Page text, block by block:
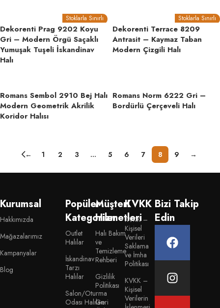
Stoklarla Sınırlı
Dekorenti Prag 9202 Koyu
Gri – Modern Örgü Saçaklı
Yumuşak Tuşeli İskandinav
Halı
Stoklarla Sınırlı
Dekorenti Terrace 8209
Antrasit – Kaymaz Taban
Modern Çizgili Halı
Romans Sembol 2910 Bej Halı
Modern Geometrik Akrilik
Koridor Halısı
Romans Norm 6222 Gri –
Bordürlü Çerçeveli Halı
← 1 2 3 … 5 6 7 8 9 →
Kurumsal
Hakkımızda
Mağazalarımız
Kampanyalar
Blog
Popüler
Kategoriler
Outlet
Halılar
İskandinav
Tarzı
Halılar
Salon/Oturma
Odası Halıları
Müşteri
Hizmetleri
Halı Bakım
ve
Temizleme
Rehberi
Gizlilik
Politikası
Geri
KVKK
KVKK –
Kişisel
Verileri
Saklama
ve İmha
Politikası
KVKK –
Kişisel
Verilerin
Bizi Takip
Edin